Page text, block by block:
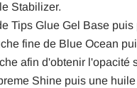
Stabilizer.
Tips Glue Gel Base puis
fine de Blue Ocean
afin d'obtenir l'opacité
Shine puis une